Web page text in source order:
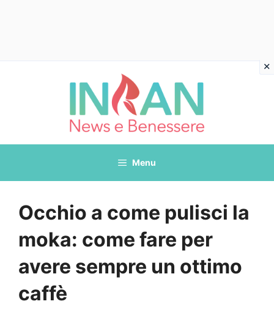
Menu
Occhio a come pulisci la
moka: come fare per
avere sempre un ottimo
caffè